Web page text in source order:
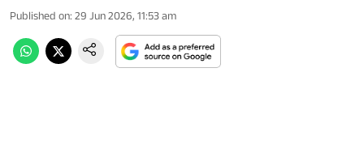
Published on: 29 Jun 2026, 11:53 am